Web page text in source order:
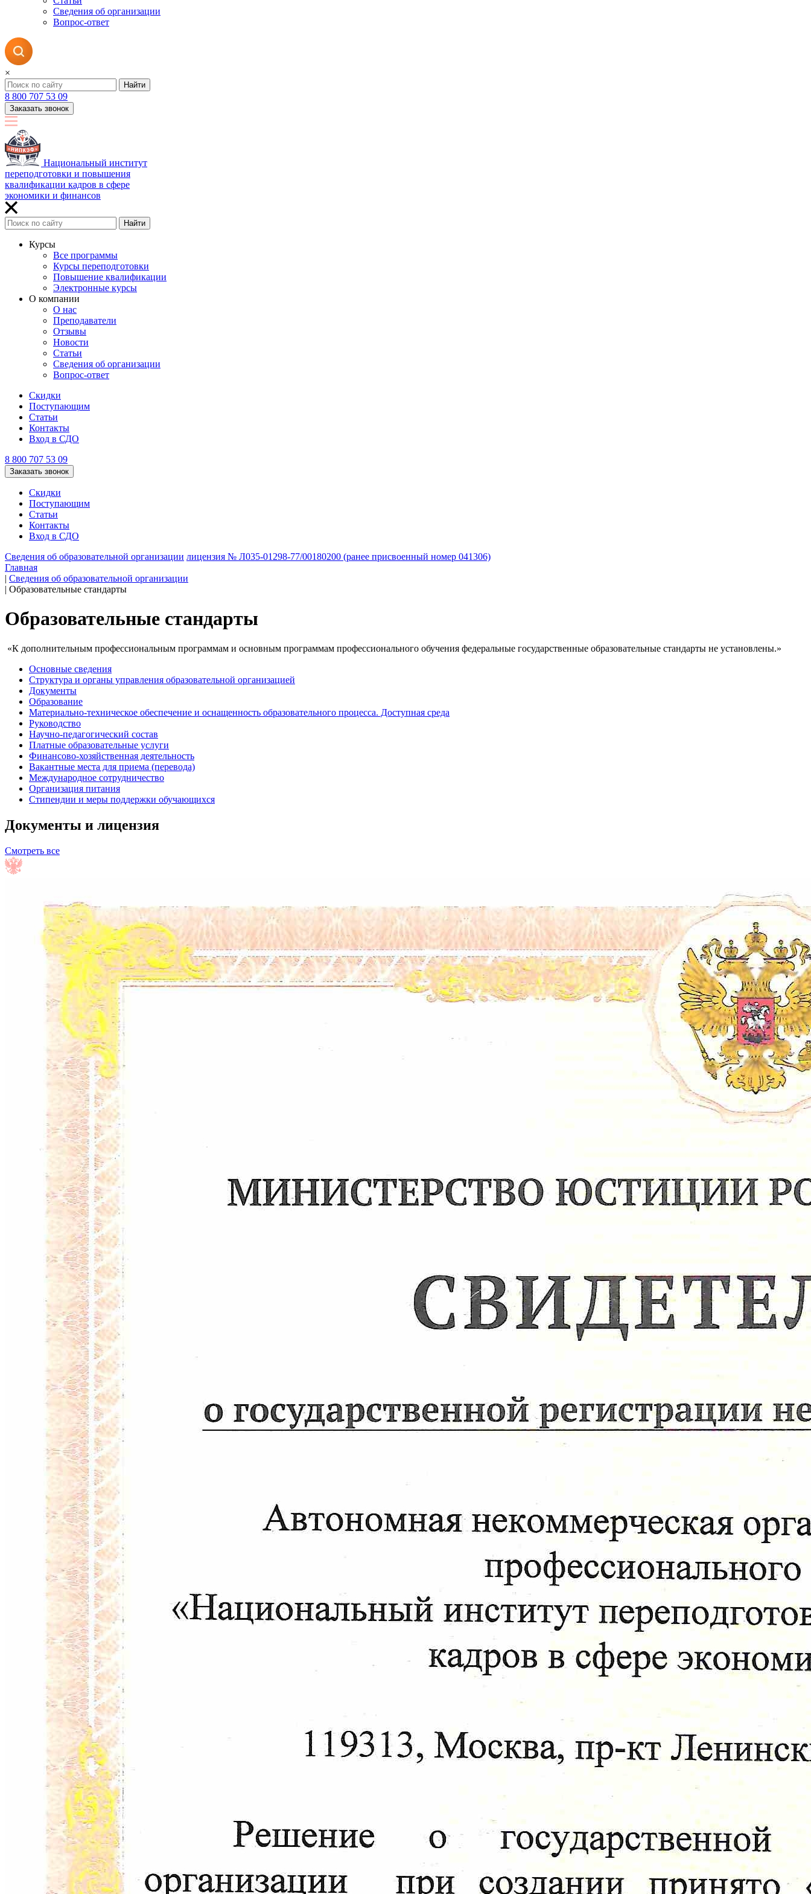
Сведения об организации
Вопрос-ответ
×
Найти
8 800 707 53 09
Заказать звонок
Национальный институт
переподготовки и повышения
квалификации кадров в сфере
экономики и финансов
Найти
Курсы
Все программы
Курсы переподготовки
Повышение квалификации
Электронные курсы
О компании
О нас
Преподаватели
Отзывы
Новости
Статьи
Сведения об организации
Вопрос-ответ
Скидки
Поступающим
Статьи
Контакты
Вход в СДО
8 800 707 53 09
Заказать звонок
Скидки
Поступающим
Статьи
Контакты
Вход в СДО
Сведения об образовательной организации лицензия № Л035-01298-77/00180200 (ранее присвоенный номер 041306)
Главная
| Сведения об образовательной организации
| Образовательные стандарты
Образовательные стандарты
«К дополнительным профессиональным программам и основным программам профессионального обучения федеральные государственные образовательные стандарты не установлены.»
Основные сведения
Структура и органы управления образовательной организацией
Документы
Образование
Материально-техническое обеспечение и оснащенность образовательного процесса. Доступная среда
Руководство
Научно-педагогический состав
Платные образовательные услуги
Финансово-хозяйственная деятельность
Вакантные места для приема (перевода)
Международное сотрудничество
Организация питания
Стипендии и меры поддержки обучающихся
Документы и лицензия
Смотреть все